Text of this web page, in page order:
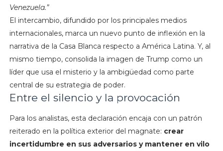
Venezuela.”
El intercambio, difundido por los principales medios
internacionales, marca un nuevo punto de inflexión en la
narrativa de la Casa Blanca respecto a América Latina. Y, al
mismo tiempo, consolida la imagen de Trump como un
líder que usa el misterio y la ambigüedad como parte
central de su estrategia de poder.
Entre el silencio y la provocación
Para los analistas, esta declaración encaja con un patrón
reiterado en la política exterior del magnate: crear
incertidumbre en sus adversarios y mantener en vilo